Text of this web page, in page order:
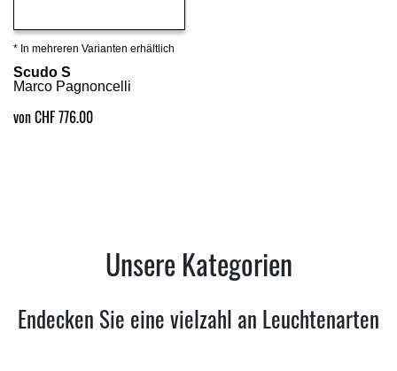
Details ansehen
* In mehreren Varianten erhältlich
Scudo S
Marco Pagnoncelli
von CHF 776.00
Unsere Kategorien
Endecken Sie eine vielzahl an Leuchtenarten